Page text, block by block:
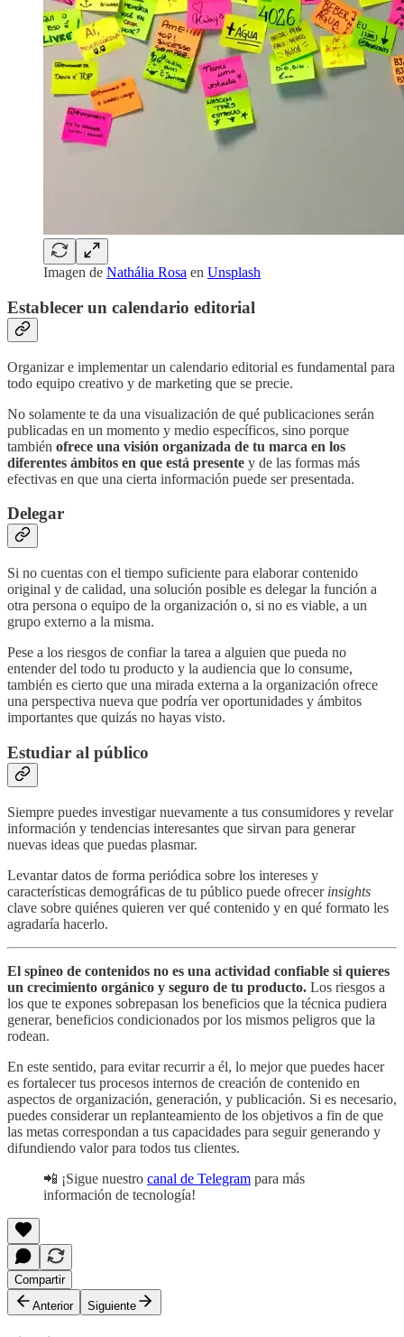
Imagen de Nathália Rosa en Unsplash
Establecer un calendario editorial
Organizar e implementar un calendario editorial es fundamental para
todo equipo creativo y de marketing que se precie.
No solamente te da una visualización de qué publicaciones serán
publicadas en un momento y medio específicos, sino porque
también ofrece una visión organizada de tu marca en los
diferentes ámbitos en que está presente y de las formas más
efectivas en que una cierta información puede ser presentada.
Delegar
Si no cuentas con el tiempo suficiente para elaborar contenido
original y de calidad, una solución posible es delegar la función a
otra persona o equipo de la organización o, si no es viable, a un
grupo externo a la misma.
Pese a los riesgos de confiar la tarea a alguien que pueda no
entender del todo tu producto y la audiencia que lo consume,
también es cierto que una mirada externa a la organización ofrece
una perspectiva nueva que podría ver oportunidades y ámbitos
importantes que quizás no hayas visto.
Estudiar al público
Siempre puedes investigar nuevamente a tus consumidores y revelar
información y tendencias interesantes que sirvan para generar
nuevas ideas que puedas plasmar.
Levantar datos de forma periódica sobre los intereses y
características demográficas de tu público puede ofrecer insights
clave sobre quiénes quieren ver qué contenido y en qué formato les
agradaría hacerlo.
El spineo de contenidos no es una actividad confiable si quieres
un crecimiento orgánico y seguro de tu producto. Los riesgos a
los que te expones sobrepasan los beneficios que la técnica pudiera
generar, beneficios condicionados por los mismos peligros que la
rodean.
En este sentido, para evitar recurrir a él, lo mejor que puedes hacer
es fortalecer tus procesos internos de creación de contenido en
aspectos de organización, generación, y publicación. Si es necesario,
puedes considerar un replanteamiento de los objetivos a fin de que
las metas correspondan a tus capacidades para seguir generando y
difundiendo valor para todos tus clientes.
📲 ¡Sigue nuestro canal de Telegram para más
información de tecnología!
Compartir
Anterior
Siguiente